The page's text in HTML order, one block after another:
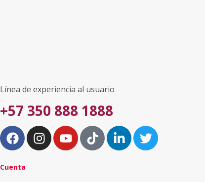
Línea de experiencia al usuario
+57 350 888 1888
Cuenta